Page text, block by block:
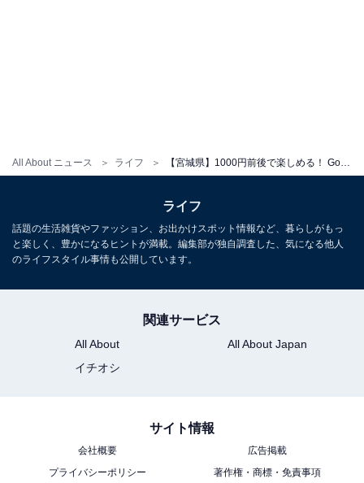
All About ニュース ライフ
※17:00以降は夜間割引料金となります。
平日：800円
土・日・祝：800円
室・貸座敷があり、ゆったり過ごすことが可能です）
【宮城県の人気日帰り温泉】「おおがわら天
然温泉 いい湯」は源泉かけ流しの「美肌の
湯」と自慢の豚料理が魅力
ライフ
話題の生活雑貨やファッション、お出かけスポット情報など、暮らしがもっ
と楽しく、豊かになるヒントが満載。編集部が独自調査した、気になる他人
のライフスタイル事情も公開しています。
関連サービス
All About
All About Japan
イチオシ
サイト情報
会社概要
広告掲載
プライバシーポリシー
著作権・商標・免責事項